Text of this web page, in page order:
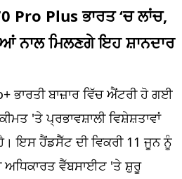
Pro Plus ਭਾਰਤ ‘ਚ ਲਾਂਚ,
ਨਾਲ ਮਿਲਣਗੇ ਇਹ ਸ਼ਾਨਦਾਰ
ਭਾਰਤੀ ਬਾਜ਼ਾਰ ਵਿੱਚ ਐਂਟਰੀ ਹੋ ਗਈ
'ਤੇ ਪ੍ਰਭਾਵਸ਼ਾਲੀ ਵਿਸ਼ੇਸ਼ਤਾਵਾਂ
ਇਸ ਹੈਂਡਸੈੱਟ ਦੀ ਵਿਕਰੀ 11 ਜੂਨ ਨੂੰ
ਅਧਿਕਾਰਤ ਵੈੱਬਸਾਈਟ 'ਤੇ ਸ਼ੁਰੂ